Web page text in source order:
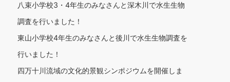
八束小学校3・4年生のみなさんと深木川で水生生物
調査を行いました！
東山小学校4年生のみなさんと後川で水生生物調査を
行いました！
四万十川流域の文化的景観シンポジウムを開催しま